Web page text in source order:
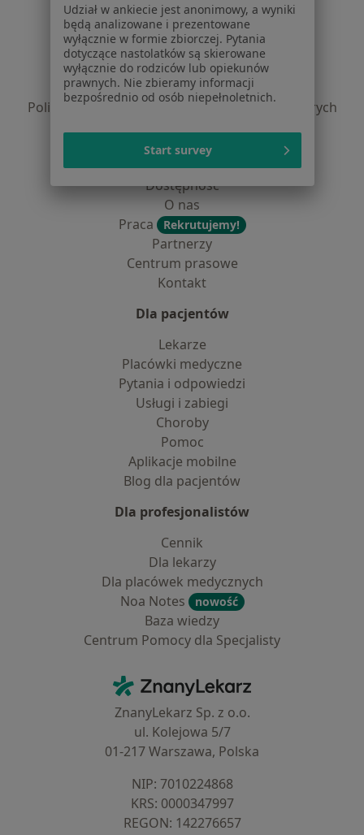
Serwis
Regulamin
Polityka prywatności pacjentów
Polityka prywatności profesjonalistów
Polityka prywatności dla profesjonalistów, których
Polityka cookies
Jak działają wyniki wyszukiwania
Dostępność
O nas
Praca
Rekrutujemy!
Partnerzy
Centrum prasowe
Kontakt
Dla pacjentów
Lekarze
Placówki medyczne
Pytania i odpowiedzi
Usługi i zabiegi
Choroby
Pomoc
Aplikacje mobilne
Blog dla pacjentów
Dla profesjonalistów
Cennik
Dla lekarzy
Dla placówek medycznych
Noa Notes
nowość
Baza wiedzy
Centrum Pomocy dla Specjalisty
ZnanyLekarz - Strona główna
ZnanyLekarz Sp. z o.o.
ul. Kolejowa 5/7
01-217 Warszawa, Polska
NIP: ⁠7010224868
KRS: ⁠0000347997
REGON: ⁠142276657
Udział w ankiecie jest anonimowy, a wyniki
będą analizowane i prezentowane
wyłącznie w formie zbiorczej. Pytania
dotyczące nastolatków są skierowane
wyłącznie do rodziców lub opiekunów
prawnych. Nie zbieramy informacji
bezpośrednio od osób niepełnoletnich.
Start survey